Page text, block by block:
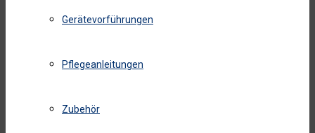
Gerätevorführungen
Pflegeanleitungen
Zubehör